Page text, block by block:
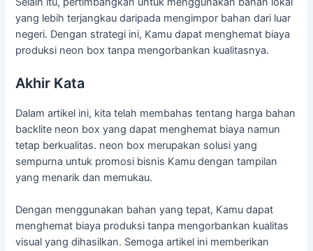
yang lebih terjangkau daripada mengimpor bahan dari luar
negeri. Dengan strategi ini, Kamu dapat menghemat biaya
produksi neon box tanpa mengorbankan kualitasnya.
Akhir Kata
Dalam artikel ini, kita telah membahas tentang harga bahan
backlite neon box yang dapat menghemat biaya namun
tetap berkualitas. neon box merupakan solusi yang
sempurna untuk promosi bisnis Kamu dengan tampilan
yang menarik dan memukau.
Dengan menggunakan bahan yang tepat, Kamu dapat
menghemat biaya produksi tanpa mengorbankan kualitas
visual yang dihasilkan. Semoga artikel ini memberikan